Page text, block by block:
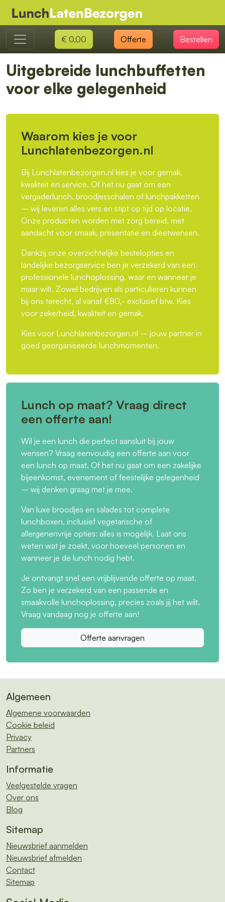
€ 0,00 Offerte Bestellen
Uitgebreide lunchbuffetten
voor elke gelegenheid
Waarom kies je voor
Lunchlatenbezorgen.nl
Bij Lunchlatenbezorgen.nl kies je voor gemak,
kwaliteit en service. Of het nu gaat om een
vergaderlunch, broodjesschalen of lunchpakketten
– wij leveren alles vers en stipt op tijd op locatie.
Onze producten worden met zorg bereid, met
aandacht voor smaak, presentatie en dieetwensen.
Dankzij onze overzichtelijke bestelopties en
landelijke bezorgservice ben je verzekerd van een
professionele lunchoplossing, waar en wanneer je
maar wilt. Zowel bedrijven als particulieren kunnen
bij ons terecht, al vanaf €80,- exclusief btw. Kies
voor zekerheid, kwaliteit en gemak.
Kies voor Lunchlatenbezorgen.nl – jouw partner in
goed georganiseerde lunchmomenten.
Lunch op maat? Vraag direct
een offerte aan!
Wil je een lunch die perfect aansluit bij jouw
wensen? Vraag eenvoudig een offerte aan voor
een lunch op maat. Of het nu gaat om een zakelijke
bijeenkomst, evenement of feestelijke gelegenheid
– wij denken graag met je mee.
Van luxe broodjes en salades tot complete
lunchboxen, inclusief vegetarische of
allergenenvrije opties: alles is mogelijk. Laat ons
weten wat je zoekt, voor hoeveel personen en
wanneer je de lunch nodig hebt.
Je ontvangt snel een vrijblijvende offerte op maat.
Zo ben je verzekerd van een passende en
smaakvolle lunchoplossing, precies zoals jij het wilt.
Vraag vandaag nog je offerte aan!
Offerte aanvragen
Algemeen
Algemene voorwaarden
Cookie beleid
Privacy
Partners
Informatie
Veelgestelde vragen
Over ons
Blog
Sitemap
Nieuwsbrief aanmelden
Nieuwsbrief afmelden
Contact
Sitemap